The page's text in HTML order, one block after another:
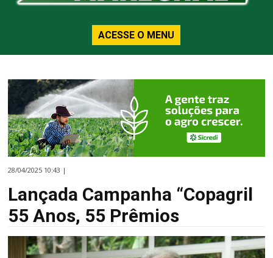
ACESSE O MENU
28/04/2025 10:43 |
Lançada Campanha “Copagril
55 Anos, 55 Prêmios